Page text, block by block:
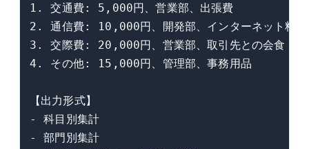
1. 交通費: 5,000円、営業部、出張費
2. 通信費: 10,000円、開発部、インターネット料金
3. 交際費: 20,000円、営業部、取引先との会食
4. その他: 15,000円、管理部、事務用品
【出力形式】
- 科目別集計
- 部門別集計